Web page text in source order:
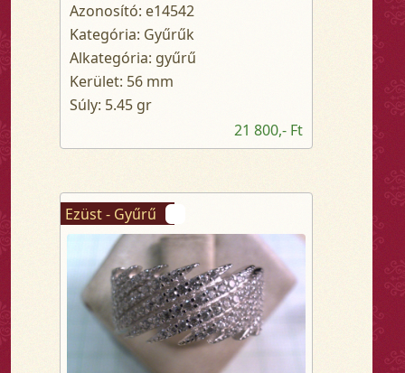
Azonosító: e14542
Kategória: Gyűrűk
Alkategória: gyűrű
Kerület: 56 mm
Súly: 5.45 gr
21 800,- Ft
Ezüst - Gyűrű